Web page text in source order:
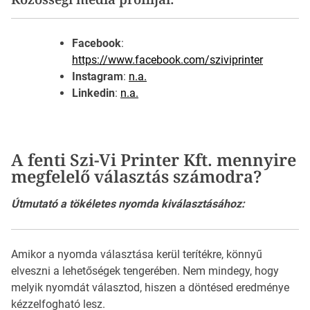
Facebook:
https://www.facebook.com/sziviprinter
Instagram: n.a.
Linkedin: n.a.
A fenti Szi-Vi Printer Kft. mennyire
megfelelő választás számodra?
Útmutató a tökéletes nyomda kiválasztásához:
Amikor a nyomda választása kerül terítékre, könnyű
elveszni a lehetőségek tengerében. Nem mindegy, hogy
melyik nyomdát választod, hiszen a döntésed eredménye
kézzelfogható lesz.